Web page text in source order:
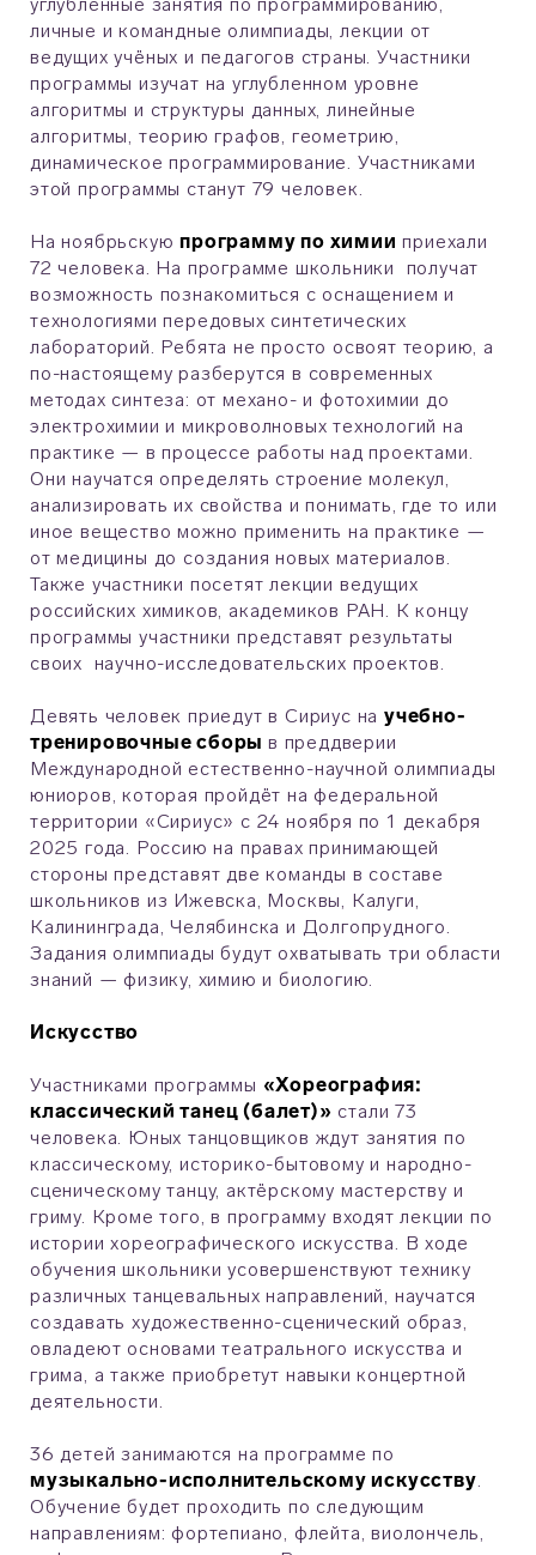
личные и командные олимпиады, лекции от
ведущих учёных и педагогов страны. Участники
программы изучат на углубленном уровне
алгоритмы и структуры данных, линейные
алгоритмы, теорию графов, геометрию,
динамическое программирование. Участниками
этой программы станут 79 человек.
На ноябрьскуюпрограмму по химии приехали
72 человека. На программе школьники получат
возможность познакомиться с оснащением и
технологиями передовых синтетических
лабораторий. Ребята не просто освоят теорию, а
по-настоящему разберутся в современных
методах синтеза: от механо- и фотохимии до
электрохимии и микроволновых технологий на
практике — в процессе работы над проектами.
Они научатся определять строение молекул,
анализировать их свойства и понимать, где то или
иное вещество можно применить на практике —
от медицины до создания новых материалов.
Также участники посетят лекции ведущих
российских химиков, академиков РАН. К концу
программы участники представят результаты
своих научно-исследовательских проектов.
Девять человек приедут в Сириус на учебно-
тренировочные сборыв преддверии
Международной естественно-научной олимпиады
юниоров, которая пройдёт на федеральной
территории «Сириус» с 24 ноября по 1 декабря
2025 года. Россию на правах принимающей
стороны представят две команды в составе
школьников из Ижевска, Москвы, Калуги,
Калининграда, Челябинска и Долгопрудного.
Задания олимпиады будут охватывать три области
знаний — физику, химию и биологию.
Искусство
Участниками программы «Хореография:
классический танец (балет)» стали 73
человека. Юных танцовщиков ждут занятия по
классическому, историко-бытовому и народно-
сценическому танцу, актёрскому мастерству и
гриму. Кроме того, в программу входят лекции по
истории хореографического искусства. В ходе
обучения школьники усовершенствуют технику
различных танцевальных направлений, научатся
создавать художественно-сценический образ,
овладеют основами театрального искусства и
грима, а также приобретут навыки концертной
деятельности.
36 детей занимаются на программе по
музыкально-исполнительскому искусству.
Обучение будет проходить по следующим
направлениям: фортепиано, флейта, виолончель,